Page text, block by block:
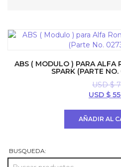
ABS ( MODULO ) PARA ALFA
SPARK (PARTE
USD $
El
USD $
AÑADIR AL
BUSQUEDA: